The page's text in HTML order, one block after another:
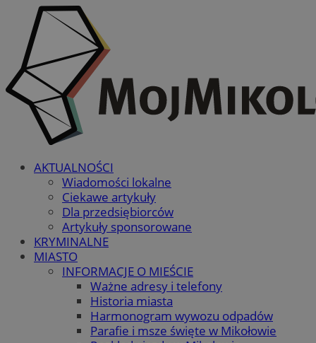
AKTUALNOŚCI
Wiadomości lokalne
Ciekawe artykuły
Dla przedsiębiorców
Artykuły sponsorowane
KRYMINALNE
MIASTO
INFORMACJE O MIEŚCIE
Ważne adresy i telefony
Historia miasta
Harmonogram wywozu odpadów
Parafie i msze święte w Mikołowie